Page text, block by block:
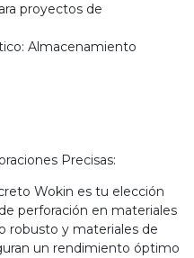
proyectos de
Almacenamiento
Precisas:
Wokin es tu elección
perforación en materiales
robusto y materiales de
un rendimiento óptimo